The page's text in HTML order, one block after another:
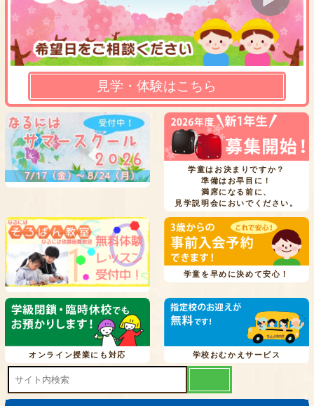
見学・体験はこちら
学童はお決まりですか？
準備はお早目に！
満席になる前に、
見学説明会においでください。
学童を早めに決めて安心！
オンライン授業にも対応 学校おむかえサービス